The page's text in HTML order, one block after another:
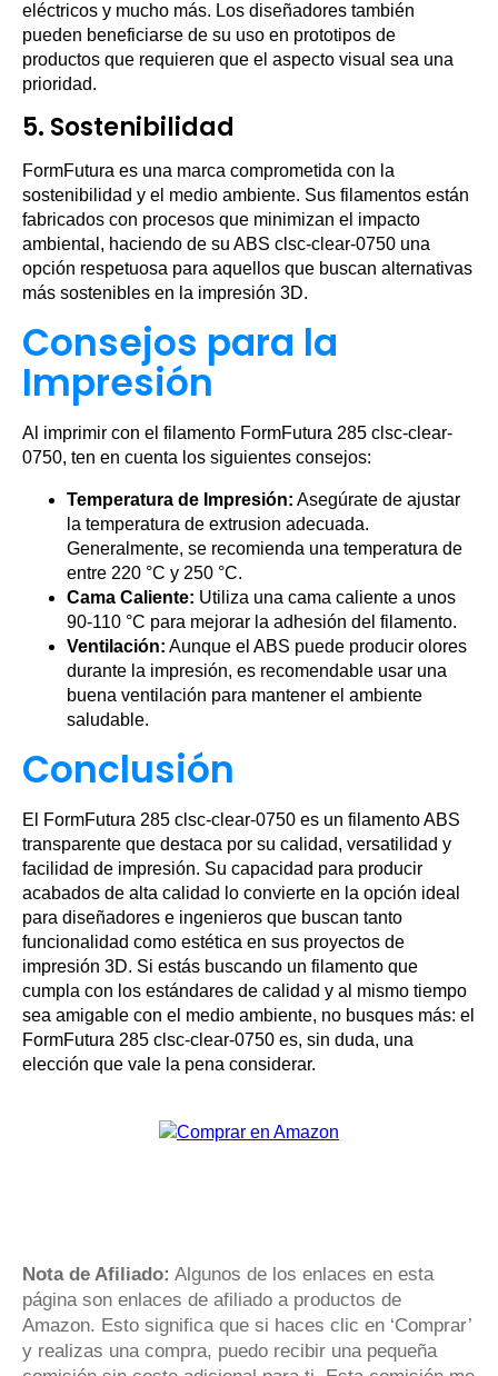
eléctricos y mucho más. Los diseñadores también
pueden beneficiarse de su uso en prototipos de
productos que requieren que el aspecto visual sea una
prioridad.
5. Sostenibilidad
FormFutura es una marca comprometida con la
sostenibilidad y el medio ambiente. Sus filamentos están
fabricados con procesos que minimizan el impacto
ambiental, haciendo de su ABS clsc-clear-0750 una
opción respetuosa para aquellos que buscan alternativas
más sostenibles en la impresión 3D.
Consejos para la
Impresión
Al imprimir con el filamento FormFutura 285 clsc-clear-
0750, ten en cuenta los siguientes consejos:
Temperatura de Impresión: Asegúrate de ajustar
la temperatura de extrusion adecuada.
Generalmente, se recomienda una temperatura de
entre 220 °C y 250 °C.
Cama Caliente: Utiliza una cama caliente a unos
90-110 °C para mejorar la adhesión del filamento.
Ventilación: Aunque el ABS puede producir olores
durante la impresión, es recomendable usar una
buena ventilación para mantener el ambiente
saludable.
Conclusión
El FormFutura 285 clsc-clear-0750 es un filamento ABS
transparente que destaca por su calidad, versatilidad y
facilidad de impresión. Su capacidad para producir
acabados de alta calidad lo convierte en la opción ideal
para diseñadores e ingenieros que buscan tanto
funcionalidad como estética en sus proyectos de
impresión 3D. Si estás buscando un filamento que
cumpla con los estándares de calidad y al mismo tiempo
sea amigable con el medio ambiente, no busques más: el
FormFutura 285 clsc-clear-0750 es, sin duda, una
elección que vale la pena considerar.
Nota de Afiliado: Algunos de los enlaces en esta
página son enlaces de afiliado a productos de
Amazon. Esto significa que si haces clic en ‘Comprar’
y realizas una compra, puedo recibir una pequeña